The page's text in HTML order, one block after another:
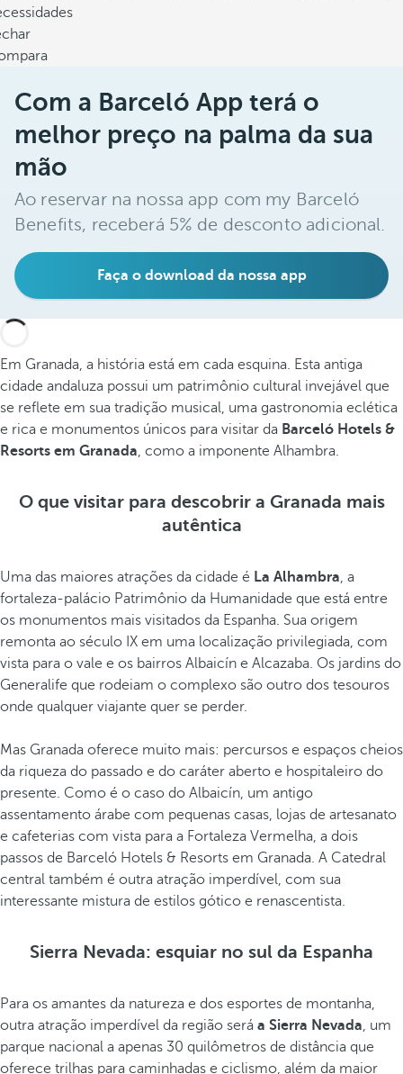
Com a Barceló App terá o
melhor preço na palma da sua
mão
Ao reservar na nossa app com my Barceló
Benefits, receberá 5% de desconto adicional.
Faça o download da nossa app
Em Granada, a história está em cada esquina. Esta antiga
cidade andaluza possui um patrimônio cultural invejável que
se reflete em sua tradição musical, uma gastronomia eclética
e rica e monumentos únicos para visitar da Barceló Hotels &
Resorts em Granada, como a imponente Alhambra.
O que visitar para descobrir a Granada mais
autêntica
Uma das maiores atrações da cidade é La Alhambra, a
fortaleza-palácio Patrimônio da Humanidade que está entre
os monumentos mais visitados da Espanha. Sua origem
remonta ao século IX em uma localização privilegiada, com
vista para o vale e os bairros Albaicín e Alcazaba. Os jardins do
Generalife que rodeiam o complexo são outro dos tesouros
onde qualquer viajante quer se perder.
Mas Granada oferece muito mais: percursos e espaços cheios
da riqueza do passado e do caráter aberto e hospitaleiro do
presente. Como é o caso do Albaicín, um antigo
assentamento árabe com pequenas casas, lojas de artesanato
e cafeterias com vista para a Fortaleza Vermelha, a dois
passos de Barceló Hotels & Resorts em Granada. A Catedral
central também é outra atração imperdível, com sua
interessante mistura de estilos gótico e renascentista.
Sierra Nevada: esquiar no sul da Espanha
Para os amantes da natureza e dos esportes de montanha,
outra atração imperdível da região será a Sierra Nevada, um
parque nacional a apenas 30 quilômetros de distância que
oferece trilhas para caminhadas e ciclismo, além da maior